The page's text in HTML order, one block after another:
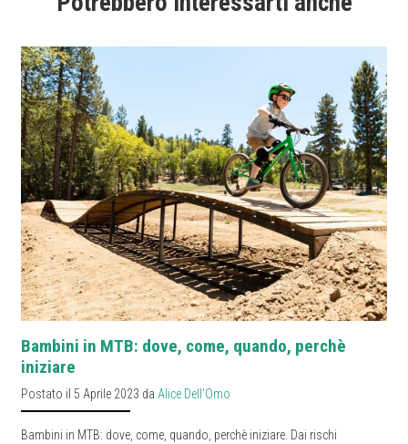
Bambini in MTB: dove, come, quando, perchè
iniziare
Postato il 5 Aprile 2023 da Alice Dell'Omo
Bambini in MTB: dove, come, quando, perchè iniziare. Dai rischi